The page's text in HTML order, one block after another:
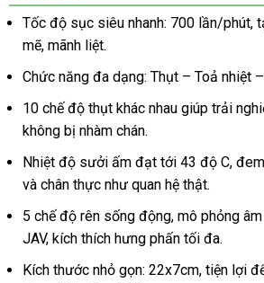
Leten
Xspeed
AD33S
sục
tốc
độ
sưởi
ấm,
cảm
thật
Tốc độ sục siêu nhanh: 700 lần/phút,
mẽ, mãnh liệt.
Chức năng đa dạng: Thụt – Toả nhiệt
10 chế độ thụt khác nhau giúp trải
không bị nhàm chán.
Nhiệt độ sưởi ấm đạt tới 43 độ C,
và chân thực như quan hệ thật.
5 chế độ rên sống động, mô phỏng
JAV, kích thích hưng phấn tối đa.
Kích thước nhỏ gọn: 22x7cm, tiện lợi